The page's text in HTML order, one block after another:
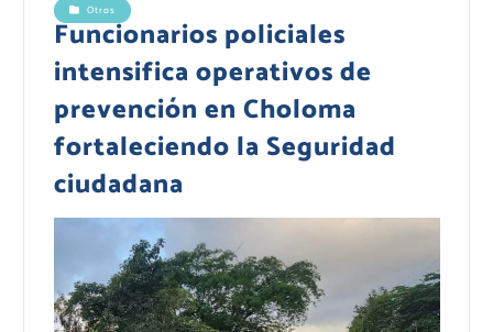
Otros
Funcionarios policiales
intensifica operativos de
prevención en Choloma
fortaleciendo la Seguridad
ciudadana